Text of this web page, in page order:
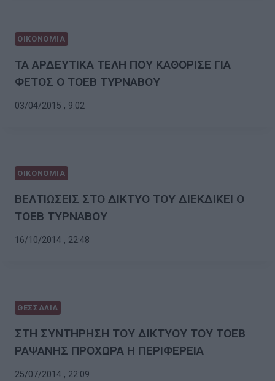
ΟΙΚΟΝΟΜΙΑ
ΤΑ ΑΡΔΕΥΤΙΚΑ ΤΕΛΗ ΠΟΥ ΚΑΘΟΡΙΣΕ ΓΙΑ
ΦΕΤΟΣ Ο ΤΟΕΒ ΤΥΡΝΑΒΟΥ
03/04/2015 , 9:02
ΟΙΚΟΝΟΜΙΑ
ΒΕΛΤΙΩΣΕΙΣ ΣΤΟ ΔΙΚΤΥΟ ΤΟΥ ΔΙΕΚΔΙΚΕΙ Ο
ΤΟΕΒ ΤΥΡΝΑΒΟΥ
16/10/2014 , 22:48
ΘΕΣΣΑΛΙΑ
ΣΤΗ ΣΥΝΤΗΡΗΣΗ ΤΟΥ ΔΙΚΤΥΟΥ ΤΟΥ ΤΟΕΒ
ΡΑΨΑΝΗΣ ΠΡΟΧΩΡΑ Η ΠΕΡΙΦΕΡΕΙΑ
25/07/2014 , 22:09